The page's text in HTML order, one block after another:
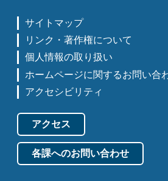
サイトマップ
リンク・著作権について
個人情報の取り扱い
ホームページに関するお問い合
アクセシビリティ
アクセス
各課へのお問い合わせ